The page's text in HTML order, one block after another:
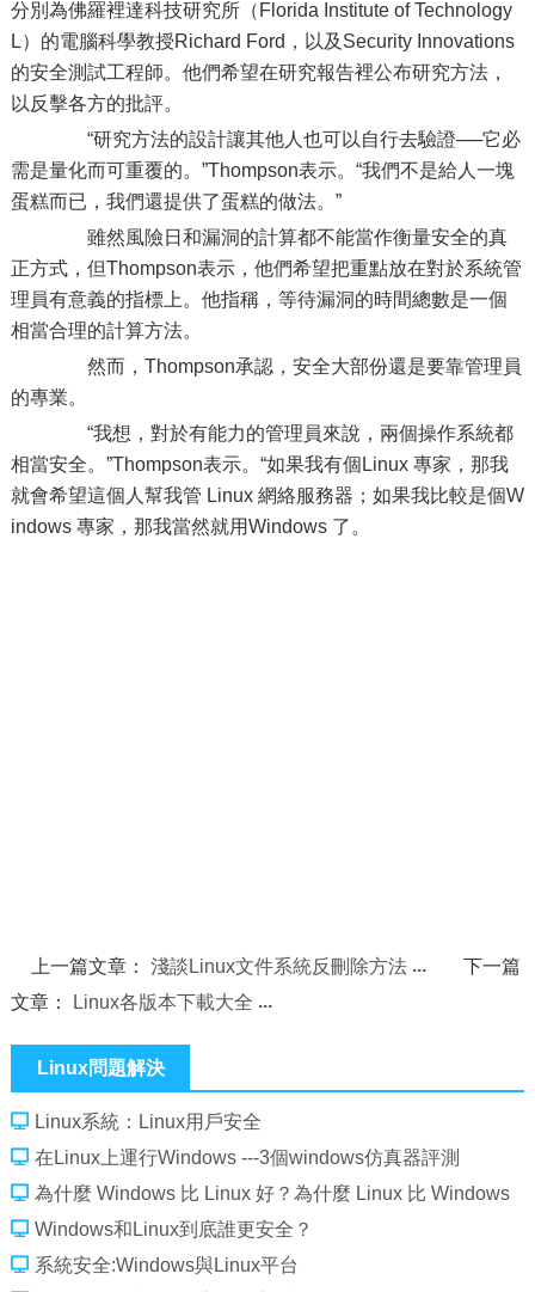
分別為佛羅裡達科技研究所（Florida Institute of Technology
L）的電腦科學教授Richard Ford，以及Security Innovations
的安全測試工程師。他們希望在研究報告裡公布研究方法，
以反擊各方的批評。
“研究方法的設計讓其他人也可以自行去驗證──它必
需是量化而可重覆的。”Thompson表示。“我們不是給人一塊
蛋糕而已，我們還提供了蛋糕的做法。”
雖然風險日和漏洞的計算都不能當作衡量安全的真
正方式，但Thompson表示，他們希望把重點放在對於系統管
理員有意義的指標上。他指稱，等待漏洞的時間總數是一個
相當合理的計算方法。
然而，Thompson承認，安全大部份還是要靠管理員
的專業。
“我想，對於有能力的管理員來說，兩個操作系統都
相當安全。”Thompson表示。“如果我有個Linux 專家，那我
就會希望這個人幫我管 Linux 網絡服務器；如果我比較是個W
indows 專家，那我當然就用Windows 了。
上一篇文章：淺談Linux文件系統反刪除方法
下一篇
文章：
Linux各版本下載大全
Linux問題解決
Linux系統：Linux用戶安全
在Linux上運行Windows ---3個windows仿真器評測
為什麼 Windows 比 Linux 好？為什麼 Linux 比 Windows
好
Windows和Linux到底誰更安全？
系統安全:Windows與Linux平台